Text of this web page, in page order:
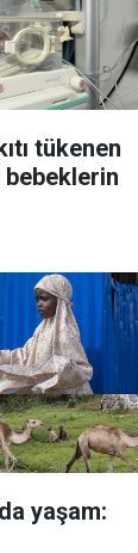
tükenen
yaşam: